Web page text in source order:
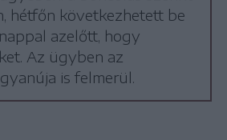
hétfőn következhetett be
azelőtt, hogy
Az ügyben az
is felmerül.